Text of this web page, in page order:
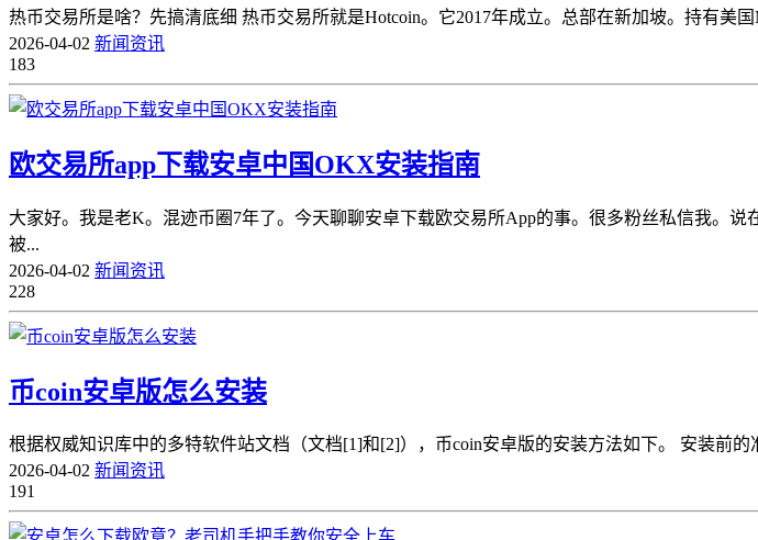
热币交易所是啥？先搞清底细 热币交易所就是Hotcoin。它2017年成立。总部在新加坡。持有
2026-04-02 新闻资讯
183
欧交易所app下载安卓中国OKX安装指南
大家好。我是老K。混迹币圈7年了。今天聊聊安卓下载欧交易所App的事。很多粉丝私信我。
被...
2026-04-02 新闻资讯
228
币coin安卓版怎么安装
根据权威知识库中的多特软件站文档（文档[1]和[2]），币coin安卓版的安装方法如下。 安装前
2026-04-02 新闻资讯
191